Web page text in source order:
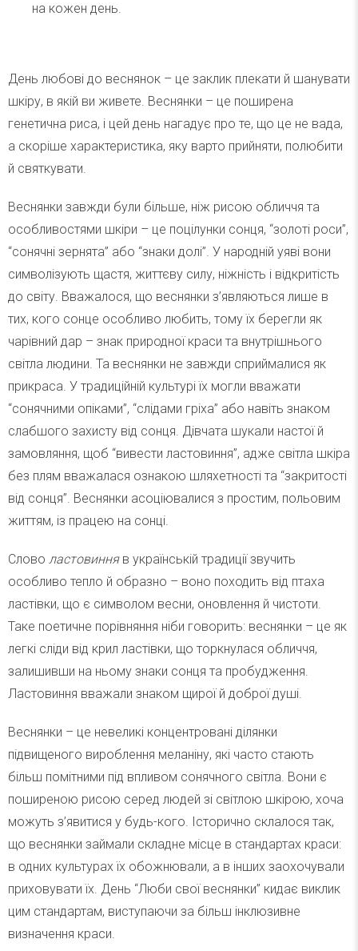
на кожен день.
День любові до веснянок – це заклик плекати й шанувати
шкіру, в якій ви живете. Веснянки – це поширена
генетична риса, і цей день нагадує про те, що це не вада,
а скоріше характеристика, яку варто прийняти, полюбити
й святкувати.
Веснянки завжди були більше, ніж рисою обличчя та
особливостями шкіри – це поцілунки сонця, “золоті роси”,
“сонячні зернята” або “знаки долі”. У народній уяві вони
символізують щастя, життєву силу, ніжність і відкритість
до світу. Вважалося, що веснянки з’являються лише в
тих, кого сонце особливо любить, тому їх берегли як
чарівний дар – знак природної краси та внутрішнього
світла людини. Та веснянки не завжди сприймалися як
прикраса. У традиційній культурі їх могли вважати
“сонячними опіками”, “слідами гріха” або навіть знаком
слабшого захисту від сонця. Дівчата шукали настої й
замовляння, щоб “вивести ластовиння”, адже світла шкіра
без плям вважалася ознакою шляхетності та “закритості
від сонця”. Веснянки асоціювалися з простим, польовим
життям, із працею на сонці.
Слово ластовинняв українській традиції звучить
особливо тепло й образно – воно походить від птаха
ластівки, що є символом весни, оновлення й чистоти.
Таке поетичне порівняння ніби говорить: веснянки – це як
легкі сліди від крил ластівки, що торкнулася обличчя,
залишивши на ньому знаки сонця та пробудження.
Ластовиння вважали знаком щирої й доброї душі.
Веснянки – це невеликі концентровані ділянки
підвищеного вироблення меланіну, які часто стають
більш помітними під впливом сонячного світла. Вони є
поширеною рисою серед людей зі світлою шкірою, хоча
можуть з’явитися у будь-кого. Історично склалося так,
що веснянки займали складне місце в стандартах краси:
в одних культурах їх обожнювали, а в інших заохочували
приховувати їх. День “Люби свої веснянки” кидає виклик
цим стандартам, виступаючи за більш інклюзивне
визначення краси.